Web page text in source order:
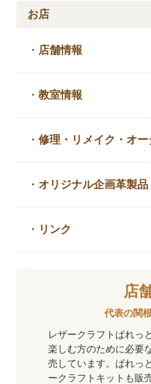
お店
・ 店舗情報
・教室情報
・修理・リメイク・ オー
・ オリジナル企画革製品
・ リンク
店
代表の関
レザークラフトぱれっ
楽しむ方のために必要
売しています。ぱれっ
ークラフトキットも販